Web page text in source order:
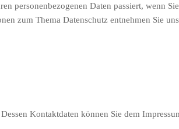
Daten passiert, wenn
zum Thema Datenschutz entnehmen Sie
Kontaktdaten können Sie dem